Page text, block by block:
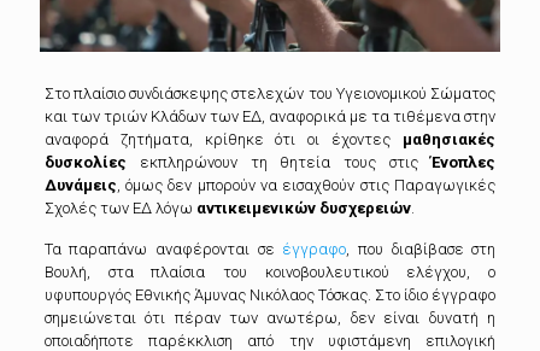
Στο πλαίσιο συνδιάσκεψης στελεχών του Υγειονομικού Σώματος
και των τριών Κλάδων των ΕΔ, αναφορικά με τα τιθέμενα στην
αναφορά ζητήματα, κρίθηκε ότι οι έχοντες μαθησιακές
δυσκολίες εκπληρώνουν τη θητεία τους στιςΈνοπλες
Δυνάμεις , όμως δεν μπορούν να εισαχθούν στις Παραγωγικές
Σχολές των ΕΔ λόγω αντικειμενικών δυσχερειών.
Τα παραπάνω αναφέρονται σε έγγραφο , που διαβίβασε στη
Βουλή, στα πλαίσια του κοινοβουλευτικού ελέγχου, ο
υφυπουργός Εθνικής Άμυνας Νικόλαος Τόσκας. Στο ίδιο έγγραφο
σημειώνεται ότι πέραν των ανωτέρω, δεν είναι δυνατή η
οποιαδήποτε παρέκκλιση από την υφιστάμενη επιλογική